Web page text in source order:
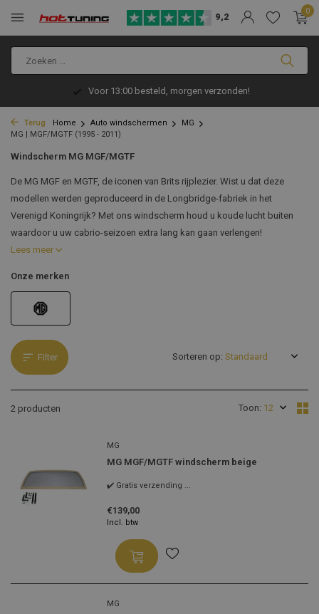
9,2
0
Voor 13:00 besteld, morgen verzonden!
Terug Home Auto windschermen
MG
MG | MGF/MGTF (1995 - 2011)
Windscherm MG MGF/MGTF
De MG MGF en MGTF, de iconen van Brits rijplezier. Wist u dat deze
modellen werden geproduceerd in de Longbridge-fabriek in het
Verenigd Koningrijk? Met ons windscherm houd u koude lucht buiten
waardoor u uw cabrio-seizoen extra lang kan gaan verlengen!
Lees meer
Onze merken
Filter
2 producten Toon:
Sorteren op:
MG
MG MGF/MGTF windscherm beige
✔️ Gratis verzending ...
€139,00
Incl. btw
MG